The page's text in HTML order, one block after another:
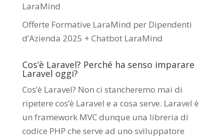
LaraMind
Offerte Formative LaraMind per Dipendenti
d’Azienda 2025 + Chatbot LaraMind
Cos’è Laravel? Perché ha senso imparare
Laravel oggi?
Cos’è Laravel? Non ci stancheremo mai di
ripetere cos’è Laravel e a cosa serve. Laravel è
un framework MVC dunque una libreria di
codice PHP che serve ad uno sviluppatore